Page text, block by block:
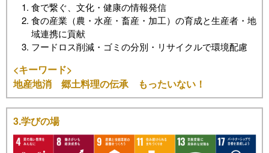
食で繋ぐ、文化・健康の情報発信
食の産業（農・水産・畜産・加工）の育成と生産者・地
域連携に貢献
フードロス削減・ゴミの分別・リサイクルで環境配慮
<キーワード>
地産地消 郷土料理の伝承 もったいない！
3.学びの場